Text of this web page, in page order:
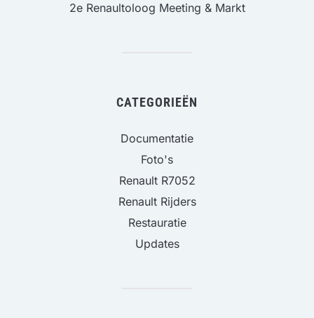
2e Renaultoloog Meeting & Markt
CATEGORIEËN
Documentatie
Foto's
Renault R7052
Renault Rijders
Restauratie
Updates